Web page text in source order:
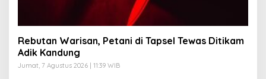
Rebutan Warisan, Petani di Tapsel Tewas Ditikam
Adik Kandung
Jumat, 7 Agustus 2026 | 11:39 WIB